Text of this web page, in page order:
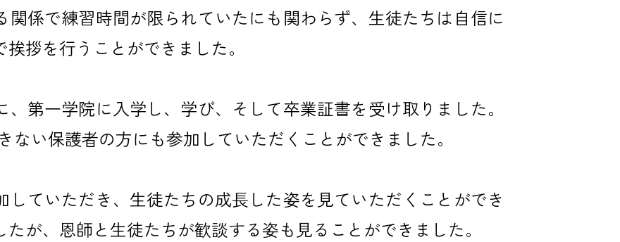
関係で練習時間が限られていたにも関わらず、生徒たちは自信に
拶を行うことができました。
第一学院に入学し、学び、そして卒業証書を受け取りました。
ない保護者の方にも参加していただくことができました。
していただき、生徒たちの成長した姿を見ていただくことができ
が、恩師と生徒たちが歓談する姿も見ることができました。